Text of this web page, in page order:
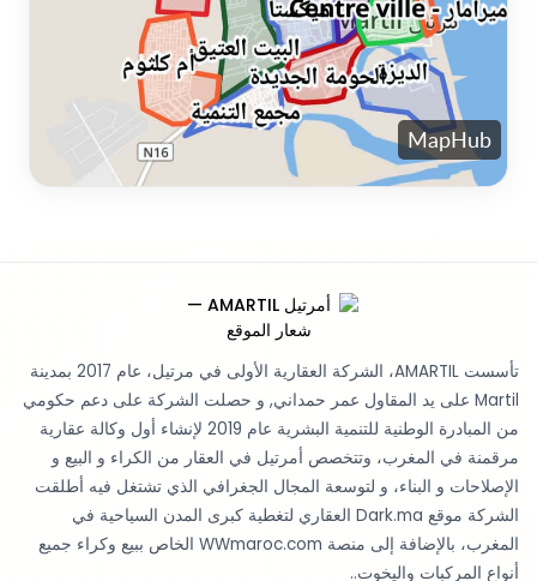
تأسست AMARTIL، الشركة العقارية الأولى في مرتيل، عام 2017 بمدينة
Martil على يد المقاول عمر حمداني, و حصلت الشركة على دعم حكومي
من المبادرة الوطنية للتنمية البشرية عام 2019 لإنشاء أول وكالة عقارية
مرقمنة في المغرب، وتتخصص أمرتيل في العقار من الكراء و البيع و
الإصلاحات و البناء، و لتوسعة المجال الجغرافي الذي تشتغل فيه أطلقت
الشركة موقع Dark.ma العقاري لتغطية كبرى المدن السياحية في
المغرب، بالإضافة إلى منصة WWmaroc.com الخاص ببيع وكراء جميع
أنواع المركبات واليخوت..